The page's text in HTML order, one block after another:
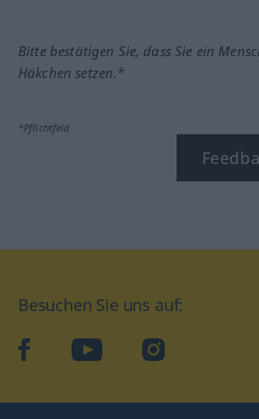
Bitte bestätigen Sie, dass Sie ein
Häkchen setzen.*
*Pflichtfeld
Besuchen Sie uns auf:
facebookYouTube Instagram